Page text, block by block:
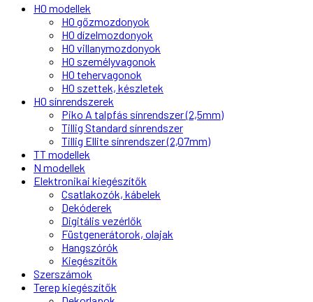
H0 modellek
H0 gőzmozdonyok
H0 dízelmozdonyok
H0 villanymozdonyok
H0 személyvagonok
H0 tehervagonok
H0 szettek, készletek
H0 sínrendszerek
Piko A talpfás sínrendszer (2,5mm)
Tillig Standard sínrendszer
Tillig Ellite sínrendszer (2,07mm)
TT modellek
N modellek
Elektronikai kiegészítők
Csatlakozók, kábelek
Dekóderek
Digitális vezérlők
Füstgenerátorok, olajak
Hangszórók
Kiegészítők
Szerszámok
Terep kiegészítők